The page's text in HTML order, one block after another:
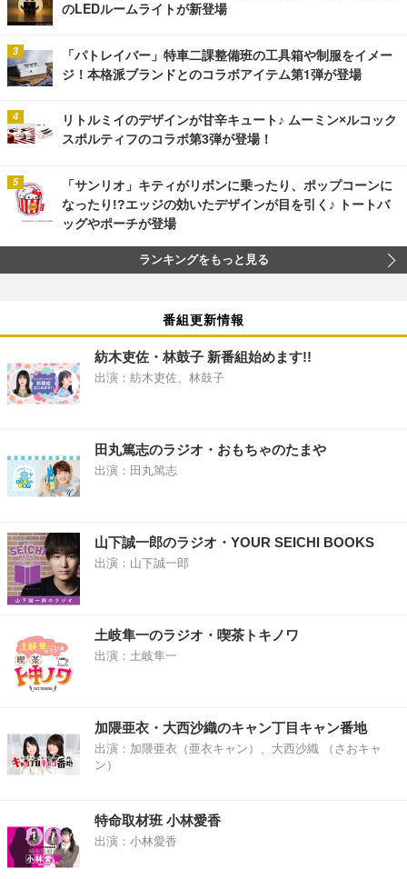
のLEDルームライトが新登場
「パトレイバー」特車二課整備班の工具箱や制服をイメー
ジ！本格派ブランドとのコラボアイテム第1弾が登場
リトルミイのデザインが甘辛キュート♪ ムーミン×ルコック
スポルティフのコラボ第3弾が登場！
「サンリオ」キティがリボンに乗ったり、ポップコーンに
なったり!?エッジの効いたデザインが目を引く♪ トートバ
ッグやポーチが登場
ランキングをもっと見る
番組更新情報
紡木吏佐・林鼓子 新番組始めます!!
出演：紡木吏佐、林鼓子
田丸篤志のラジオ・おもちゃのたまや
出演：田丸篤志
山下誠一郎のラジオ・YOUR SEICHI BOOKS
出演：山下誠一郎
土岐隼一のラジオ・喫茶トキノワ
出演：土岐隼一
加隈亜衣・大西沙織のキャン丁目キャン番地
出演：加隈亜衣（亜衣キャン）、大西沙織 （さおキャ
ン）
特命取材班 小林愛香
出演：小林愛香